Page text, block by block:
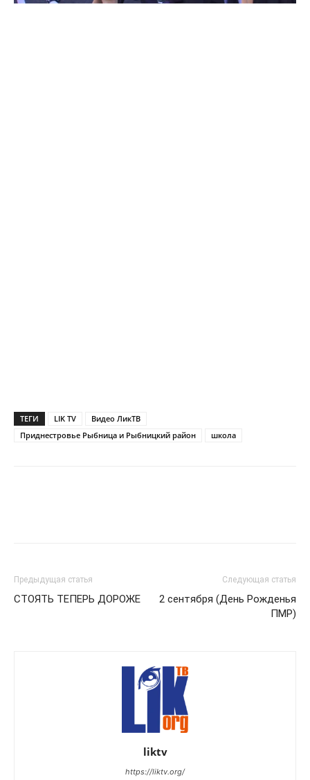
ТЕГИ LIK TV
Видео ЛикТВ
Приднестровье Рыбница и Рыбницкий район
школа
Предыдущая статья
СТОЯТЬ ТЕПЕРЬ ДОРОЖЕ
Следующая статья
2 сентября (День Рожденья
ПМР)
liktv
https://liktv.org/